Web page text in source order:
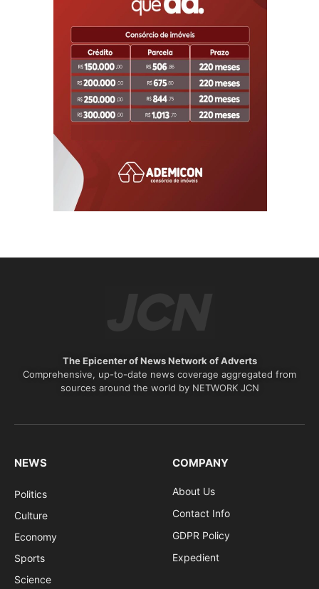
The Epicenter of News Network of Adverts
Comprehensive, up-to-date news coverage aggregated from
sources around the world by NETWORK JCN
NEWS
Politics
Culture
Economy
Sports
Science
COMPANY
About Us
Contact Info
GDPR Policy
Expedient